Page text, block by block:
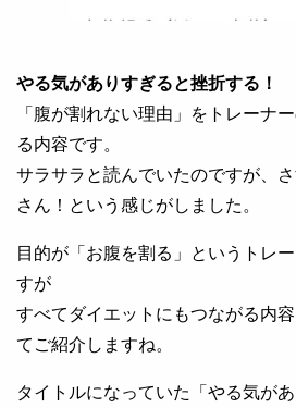
やる気がありすぎると挫折する！
「腹が割れない理由」をトレーナ
る内容です。
サラサラと読んでいたのですが、
さん！という感じがしました。
目的が「お腹を割る」というトレ
すが
すべてダイエットにもつながる内
てご紹介しますね。
タイトルになっていた「やる気が